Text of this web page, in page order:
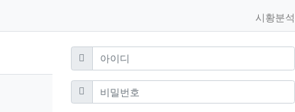
시황분석
아이디 필수
비밀번호필수